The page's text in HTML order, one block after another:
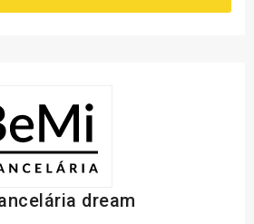
dream